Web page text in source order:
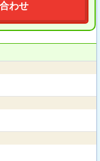
わせ